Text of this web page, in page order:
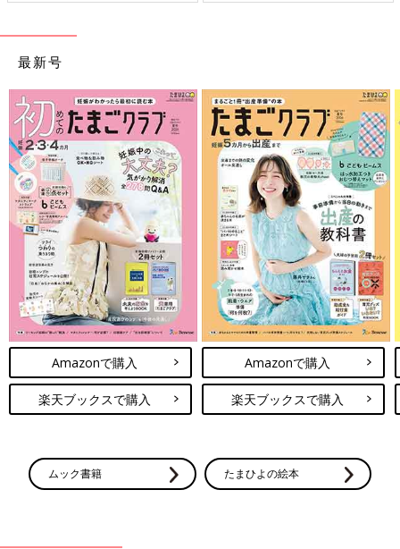
最新号
Amazonで購入
楽天ブックスで購入
Amazonで購入
楽天ブックスで購入
ムック書籍 たまひよの絵本